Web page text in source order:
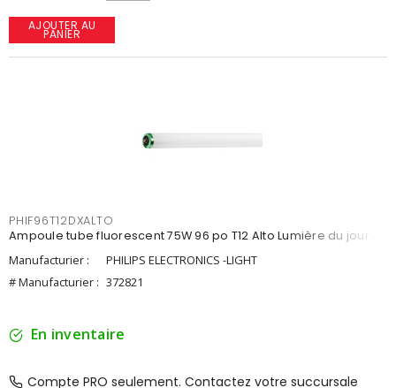
AJOUTER AU
PANIER
PHIF96T12DXALTO
Ampoule tube fluorescent 75W 96 po T12 Alto Lumière du jour
Manufacturier :
PHILIPS ELECTRONICS -LIGHT
# Manufacturier : 372821
En inventaire
Compte PRO seulement. Contactez votre succursale